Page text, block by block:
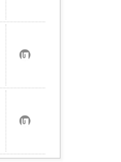
に
入
り
登
録
お
気
に
入
り
登
録
お
気
に
入